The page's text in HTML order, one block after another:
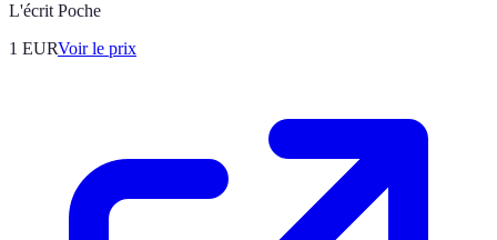
L'écrit Poche
1 EURVoir le prix